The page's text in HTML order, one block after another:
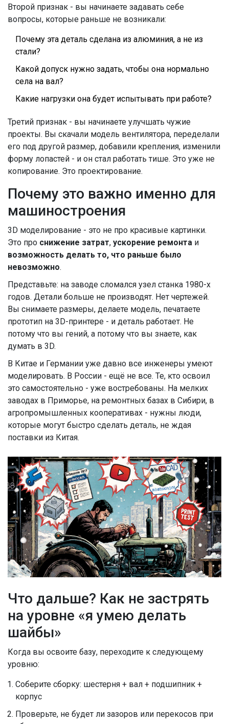
Второй признак - вы начинаете задавать себе
вопросы, которые раньше не возникали:
Почему эта деталь сделана из алюминия, а не из
стали?
Какой допуск нужно задать, чтобы она нормально
села на вал?
Какие нагрузки она будет испытывать при работе?
Третий признак - вы начинаете улучшать чужие
проекты. Вы скачали модель вентилятора, переделали
его под другой размер, добавили крепления, изменили
форму лопастей - и он стал работать тише. Это уже не
копирование. Это проектирование.
Почему это важно именно для
машиностроения
3D моделирование - это не про красивые картинки.
Это про снижение затрат, ускорение ремонта и
возможность делать то, что раньше было
невозможно.
Представьте: на заводе сломался узел станка 1980-х
годов. Детали больше не производят. Нет чертежей.
Вы снимаете размеры, делаете модель, печатаете
прототип на 3D-принтере - и деталь работает. Не
потому что вы гений, а потому что вы знаете, как
думать в 3D.
В Китае и Германии уже давно все инженеры умеют
моделировать. В России - ещё не все. Те, кто освоил
это самостоятельно - уже востребованы. На мелких
заводах в Приморье, на ремонтных базах в Сибири, в
агропромышленных кооперативах - нужны люди,
которые могут быстро сделать деталь, не ждая
поставки из Китая.
Что дальше? Как не застрять
на уровне «я умею делать
шайбы»
Когда вы освоите базу, переходите к следующему
уровню:
Соберите сборку: шестерня + вал + подшипник +
корпус
Проверьте, не будет ли зазоров или перекосов при